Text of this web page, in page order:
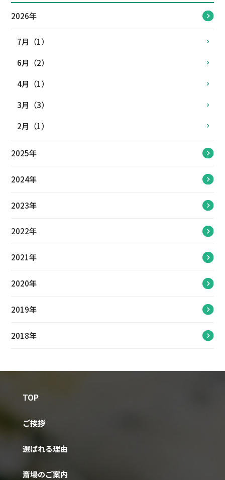
2026年
7月（1）
6月（2）
4月（1）
3月（3）
2月（1）
2025年
2024年
2023年
2022年
2021年
2020年
2019年
2018年
TOP
ご挨拶
選ばれる理由
斎場のご案内